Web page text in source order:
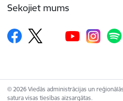
Sekojiet mums
© 2026 Viedās administrācijas un
satura visas tiesības aizsargātas.